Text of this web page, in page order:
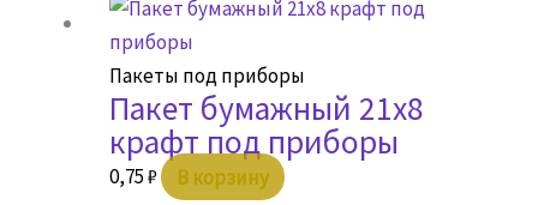
Пакеты под приборы
Пакет бумажный 21х8
крафт под приборы
0,75₽ В корзину